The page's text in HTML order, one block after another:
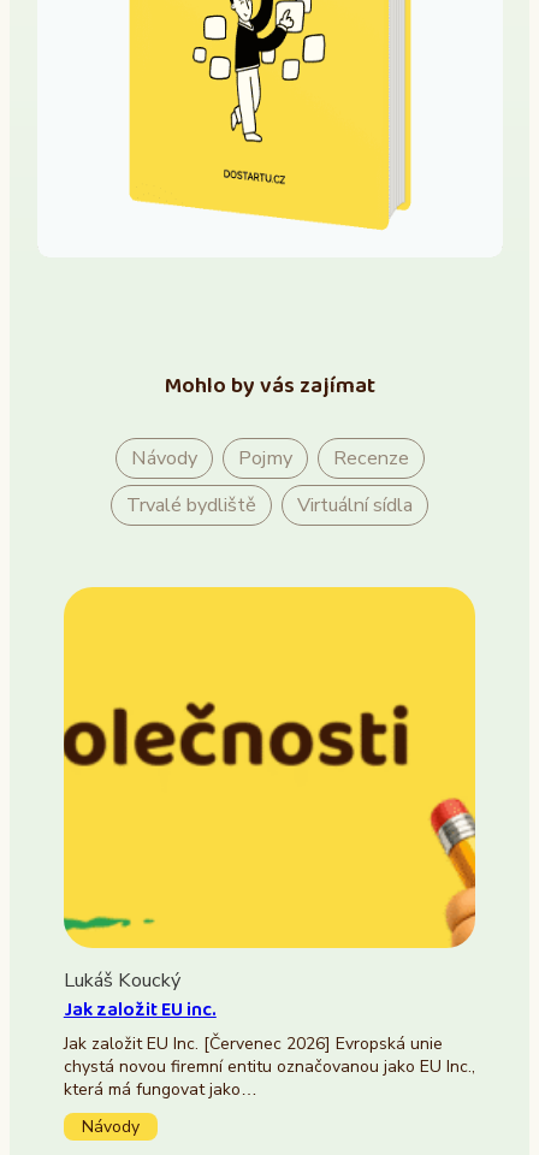
Mohlo by vás zajímat
Návody Pojmy
Recenze
Trvalé bydliště
Virtuální sídla
Lukáš Koucký
Jak založit EU inc.
Jak založit EU Inc. [Červenec 2026] Evropská unie
chystá novou firemní entitu označovanou jako EU Inc.,
která má fungovat jako…
Návody